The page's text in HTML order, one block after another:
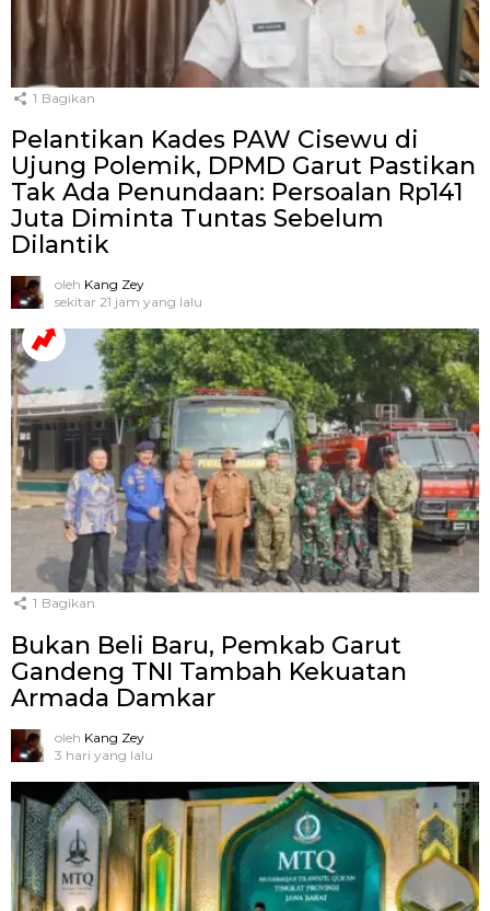
1 Bagikan
Pelantikan Kades PAW Cisewu di
Ujung Polemik, DPMD Garut Pastikan
Tak Ada Penundaan: Persoalan Rp141
Juta Diminta Tuntas Sebelum
Dilantik
oleh Kang Zey
sekitar 21 jam yang lalu
1 Bagikan
Bukan Beli Baru, Pemkab Garut
Gandeng TNI Tambah Kekuatan
Armada Damkar
oleh Kang Zey
3 hari yang lalu